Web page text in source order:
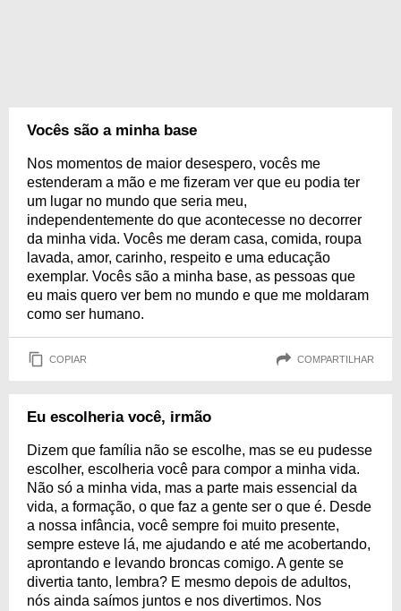
Vocês são a minha base
Nos momentos de maior desespero, vocês me
estenderam a mão e me fizeram ver que eu podia ter
um lugar no mundo que seria meu,
independentemente do que acontecesse no decorrer
da minha vida. Vocês me deram casa, comida, roupa
lavada, amor, carinho, respeito e uma educação
exemplar. Vocês são a minha base, as pessoas que
eu mais quero ver bem no mundo e que me moldaram
como ser humano.
COPIAR COMPARTILHAR
Eu escolheria você, irmão
Dizem que família não se escolhe, mas se eu pudesse
escolher, escolheria você para compor a minha vida.
Não só a minha vida, mas a parte mais essencial da
vida, a formação, o que faz a gente ser o que é. Desde
a nossa infância, você sempre foi muito presente,
sempre esteve lá, me ajudando e até me acobertando,
aprontando e levando broncas comigo. A gente se
divertia tanto, lembra? E mesmo depois de adultos,
nós ainda saímos juntos e nos divertimos. Nos